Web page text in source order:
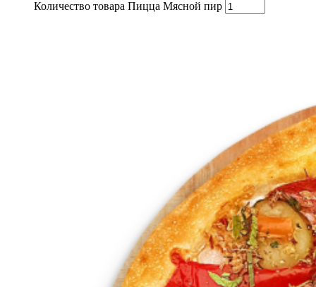
Количество товара Пицца Мясной пир